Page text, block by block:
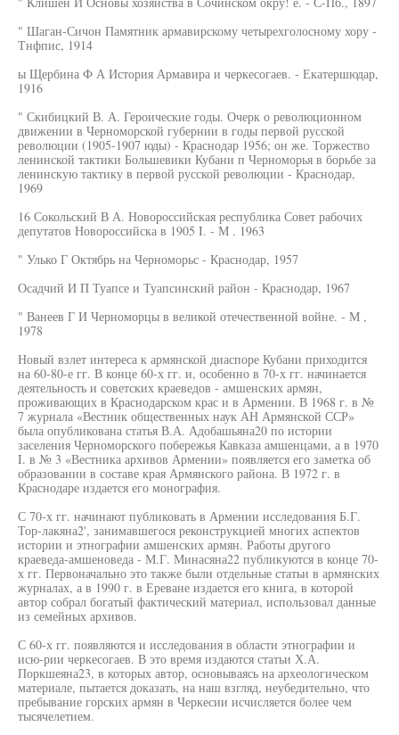
" Шаган-Сичон Памятник армавирскому четырехголосному хору -
Тнфпис, 1914
ы Щербина Ф А История Армавира и черкесогаев. - Екатершюдар,
1916
" Скибицкий В. А. Героические годы. Очерк о революционном
движении в Черноморской губернии в годы первой русской
революции (1905-1907 юды) - Краснодар 1956; он же. Торжество
ленинской тактики Большевики Кубани п Черноморья в борьбе за
ленинскую тактику в первой русской революции - Краснодар,
1969
16 Сокольский В А. Новороссийская республика Совет рабочих
депутатов Новороссийска в 1905 I. - М . 1963
" Улько Г Октябрь на Черноморьс - Краснодар, 1957
Осадчий И П Туапсе и Туапсинский район - Краснодар, 1967
" Ванеев Г И Черноморцы в великой отечественной войне. - М ,
1978
Новый взлет интереса к армянской диаспоре Кубани приходится
на 60-80-е гг. В конце 60-х гг. и, особенно в 70-х гг. начинается
деятельность и советских краеведов - амшенских армян,
проживающих в Краснодарском крас и в Армении. В 1968 г. в №
7 журнала «Вестник общественных наук АН Армянской ССР»
была опубликована статья В.А. Адобашьяна20 по истории
заселения Черноморского побережья Кавказа амшенцами, а в 1970
I. в № 3 «Вестника архивов Армении» появляется его заметка об
образовании в составе края Армянского района. В 1972 г. в
Краснодаре издается его монография.
С 70-х гг. начинают публиковать в Армении исследования Б.Г.
Тор-лакяна2', занимавшегося реконструкцией многих аспектов
истории и этнографии амшенских армян. Работы другого
краеведа-амшеноведа - М.Г. Минасяна22 публикуются в конце 70-
х гг. Первоначально это также были отдельные статьи в армянских
журналах, а в 1990 г. в Ереване издается его книга, в которой
автор собрал богатый фактический материал, использовал данные
из семейных архивов.
С 60-х гг. появляются и исследования в области этнографии и
исю-рии черкесогаев. В это время издаются статьи Х.А.
Поркшеяна23, в которых автор, основываясь на археологическом
материале, пытается доказать, на наш взгляд, неубедительно, что
пребывание горских армян в Черкесии исчисляется более чем
тысячелетием.